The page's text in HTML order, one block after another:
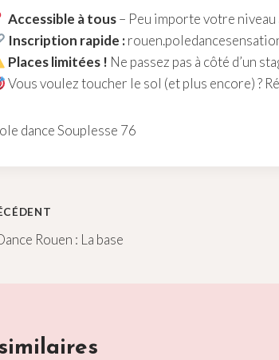
Accessible à tous– Peu importe votre
Inscription rapide :
Places limitées ! Ne passez pas à côté d’un
Vous voulez toucher le sol (et plus encore) ?
dance Souplesse 76
Rouen : La base